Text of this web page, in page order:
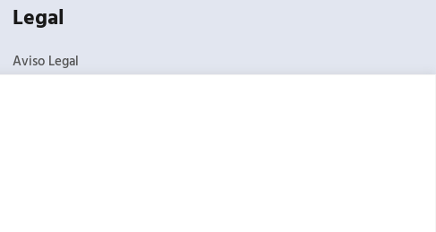
Legal
Aviso Legal